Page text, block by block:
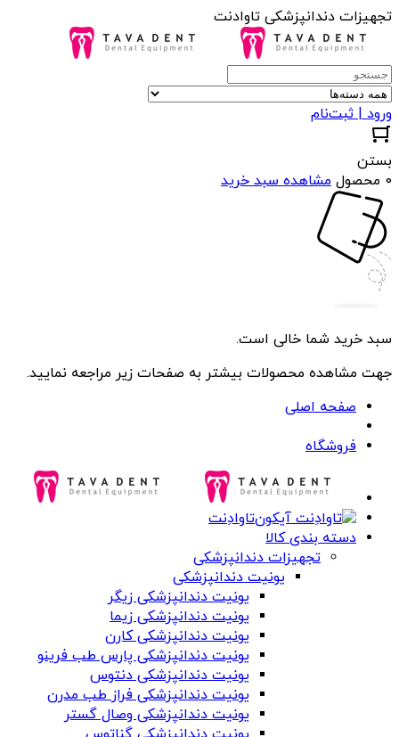
تجهیزات دندانپزشکی تاوادنت
ورود | ثبت‌نام
بستن
0 محصول
مشاهده سبد خرید
سبد خرید شما خالی است.
جهت مشاهده محصولات بیشتر به صفحات زیر مراجعه نمایید.
صفحه اصلی
فروشگاه
تاوادِنت
دسته بندی کالا
تجهیزات دندانپزشکی
یونیت دندانپزشکی
یونیت دندانپزشکی زیگر
یونیت دندانپزشکی زیما
یونیت دندانپزشکی کارن
یونیت دندانپزشکی پارس طب فرینو
یونیت دندانپزشکی دنتوس
یونیت دندانپزشکی فراز طب مدرن
یونیت دندانپزشکی وصال گستر